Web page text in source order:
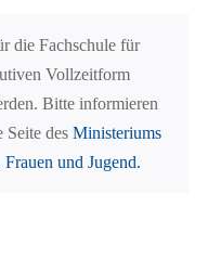
die Fachschule für
Vollzeitform
Bitte informieren
Seite des Ministeriums
und Jugend.